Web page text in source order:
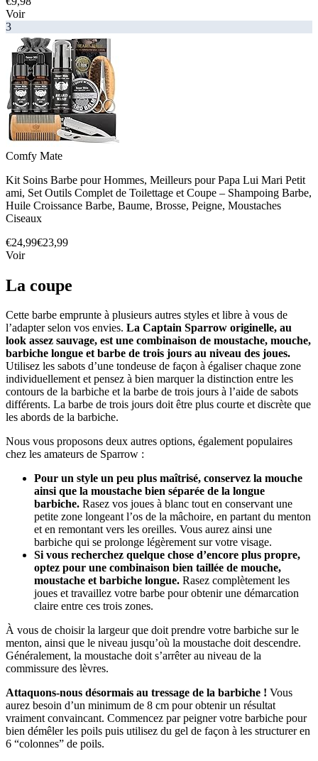
Voir
3
Comfy Mate
Kit Soins Barbe pour Hommes, Meilleurs pour Papa Lui Mari Petit
ami, Set Outils Complet de Toilettage et Coupe – Shampoing Barbe,
Huile Croissance Barbe, Baume, Brosse, Peigne, Moustaches
Ciseaux
€24,99€23,99
Voir
La coupe
Cette barbe emprunte à plusieurs autres styles et libre à vous de
l’adapter selon vos envies. La Captain Sparrow originelle, au
look assez sauvage, est une combinaison de moustache, mouche,
barbiche longue et barbe de trois jours au niveau des joues.
Utilisez les sabots d’une tondeuse de façon à égaliser chaque zone
individuellement et pensez à bien marquer la distinction entre les
contours de la barbiche et la barbe de trois jours à l’aide de sabots
différents. La barbe de trois jours doit être plus courte et discrète que
les abords de la barbiche.
Nous vous proposons deux autres options, également populaires
chez les amateurs de Sparrow :
Pour un style un peu plus maîtrisé, conservez la mouche
ainsi que la moustache bien séparée de la longue
barbiche. Rasez vos joues à blanc tout en conservant une
petite zone longeant l’os de la mâchoire, en partant du menton
et en remontant vers les oreilles. Vous aurez ainsi une
barbiche qui se prolonge légèrement sur votre visage.
Si vous recherchez quelque chose d’encore plus propre,
optez pour une combinaison bien taillée de mouche,
moustache et barbiche longue. Rasez complètement les
joues et travaillez votre barbe pour obtenir une démarcation
claire entre ces trois zones.
À vous de choisir la largeur que doit prendre votre barbiche sur le
menton, ainsi que le niveau jusqu’où la moustache doit descendre.
Généralement, la moustache doit s’arrêter au niveau de la
commissure des lèvres.
Attaquons-nous désormais au tressage de la barbiche ! Vous
aurez besoin d’un minimum de 8 cm pour obtenir un résultat
vraiment convaincant. Commencez par peigner votre barbiche pour
bien démêler les poils puis utilisez du gel de façon à les structurer en
6 “colonnes” de poils.